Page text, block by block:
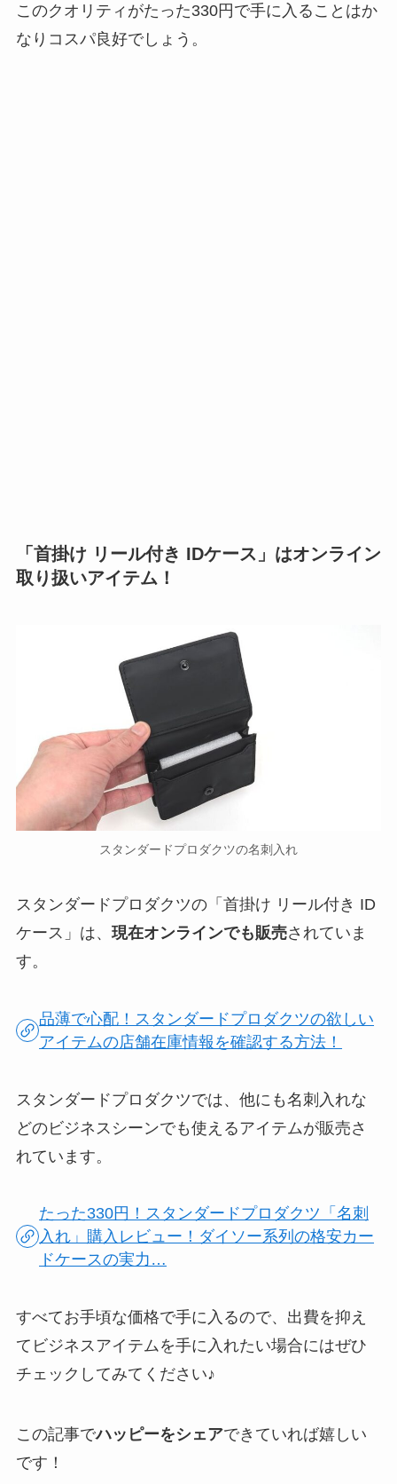
このクオリティがたった330円で手に入ることはか
なりコスパ良好でしょう。
「首掛け リール付き IDケース」はオンライン
取り扱いアイテム！
スタンダードプロダクツの名刺入れ
スタンダードプロダクツの「首掛け リール付き ID
ケース」は、 現在オンラインでも販売されていま
す。
品薄で心配！スタンダードプロダクツの欲しい
アイテムの店舗在庫情報を確認する方法！
スタンダードプロダクツでは、他にも名刺入れな
どのビジネスシーンでも使えるアイテムが販売さ
れています。
たった330円！スタンダードプロダクツ「名刺
入れ」購入レビュー！ダイソー系列の格安カー
ドケースの実力…
すべてお手頃な価格で手に入るので、出費を抑え
てビジネスアイテムを手に入れたい場合にはぜひ
チェックしてみてください♪
この記事でハッピーをシェアできていれば嬉しい
です！